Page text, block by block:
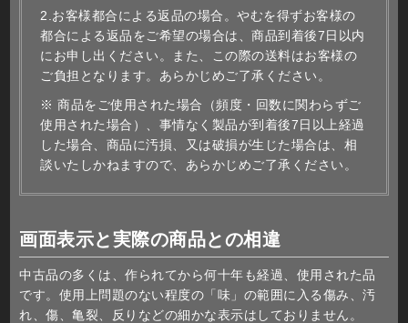
2.お客様都合による返品の場合。やむを得ずお客様の
都合による返品をご希望の場合は、商品到着後7日以内
にお申し出ください。また、この際の送料はお客様の
ご負担となります。あらかじめご了承ください。
※ 商品をご使用された場合（頻度・回数に関わらずご
使用された場合）、事情なく製品が到着後7日以上経過
した場合、商品に汚損、又は破損が生じた場合は、相
談いたしかねますので、あらかじめご了承ください。
画面表示と実際の商品との相違
中古品の多くは、作られてから何十年も経過、使用された品
です。使用上問題のない程度の「味」の範囲に入る傷み、汚
れ、傷、亀裂、反りなどの細かな表示はしておりません。